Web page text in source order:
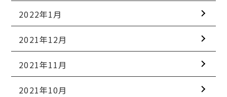
2022年1月
2021年12月
2021年11月
2021年10月